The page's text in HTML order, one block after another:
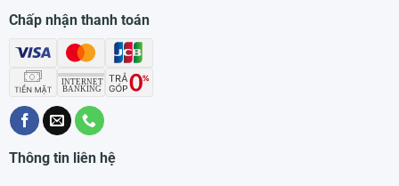
Chấp nhận thanh toán
Thông tin liên hệ